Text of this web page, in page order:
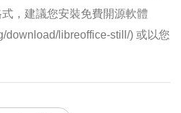
，建議您安裝免費開源軟體
download/libreoffice-still/) 或以您